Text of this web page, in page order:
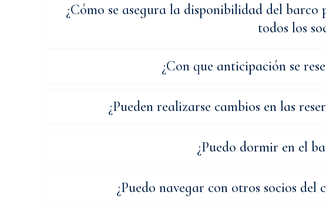
¿Cómo se asegura la disponibilidad del barco
todos los
¿Con que anticipación se
¿Pueden realizarse cambios en las
¿Puedo dormir en el
¿Puedo navegar con otros socios del